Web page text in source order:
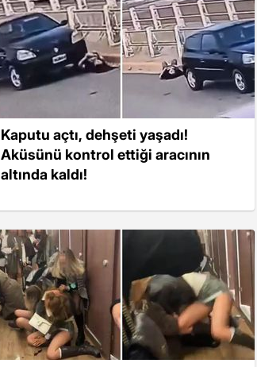
Kaputu açtı, dehşeti yaşadı!
Aküsünü kontrol ettiği aracının
altında kaldı!